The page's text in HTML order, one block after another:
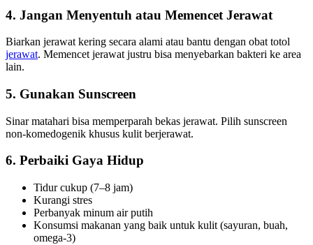
4. Jangan Menyentuh atau Memencet Jerawat
Biarkan jerawat kering secara alami atau bantu dengan obat totol
jerawat. Memencet jerawat justru bisa menyebarkan bakteri ke area
lain.
5. Gunakan Sunscreen
Sinar matahari bisa memperparah bekas jerawat. Pilih sunscreen
non-komedogenik khusus kulit berjerawat.
6. Perbaiki Gaya Hidup
Tidur cukup (7–8 jam)
Kurangi stres
Perbanyak minum air putih
Konsumsi makanan yang baik untuk kulit (sayuran, buah,
omega-3)